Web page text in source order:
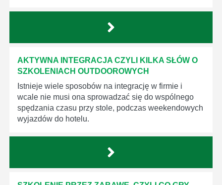
AKTYWNA INTEGRACJA CZYLI KILKA SŁÓW O
SZKOLENIACH OUTDOOROWYCH
Istnieje wiele sposobów na integrację w firmie i
wcale nie musi ona sprowadzać się do wspólnego
spędzania czasu przy stole, podczas weekendowych
wyjazdów do hotelu.